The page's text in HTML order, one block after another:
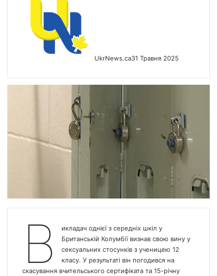
UkrNews.ca31 Травня 2025
В
икладач однієї з середніх шкіл у
Британській Колумбії визнав свою вину у
сексуальних стосунків з ученицею 12
класу. У результаті він погодився на
скасування вчительського сертифіката та 15-річну